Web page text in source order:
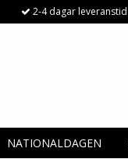
2-4 dagar leveranstid
NATIONALDAGEN